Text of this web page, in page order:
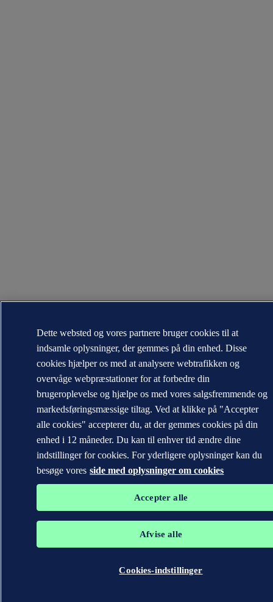
Dette websted og vores partnere bruger cookies til at
indsamle oplysninger, der gemmes på din enhed. Disse
cookies hjælper os med at analysere webtrafikken og
overvåge webpræstationer for at forbedre din
brugeroplevelse og hjælpe os med vores salgsfremmende og
markedsføringsmæssige tiltag. Ved at klikke på "Accepter
alle cookies" accepterer du, at der gemmes cookies på din
enhed i 12 måneder. Du kan til enhver tid ændre dine
indstillinger for cookies. For yderligere oplysninger kan du
besøge vores side med oplysninger om cookies
Accepter alle
Afvise alle
Cookies-indstillinger